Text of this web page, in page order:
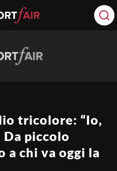
tricolore: “Io,
piccolo
a chi va oggi la